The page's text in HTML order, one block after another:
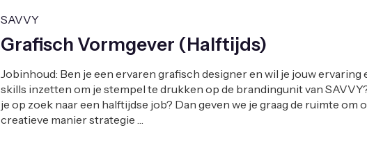
SAVVY
Grafisch Vormgever (Halftijds)
Jobinhoud: Ben je een ervaren grafisch designer en wil je jouw ervaring
skills inzetten om je stempel te drukken op de brandingunit van
je op zoek naar een halftijdse job? Dan geven we je graag de ruimte om
creatieve manier strategie …